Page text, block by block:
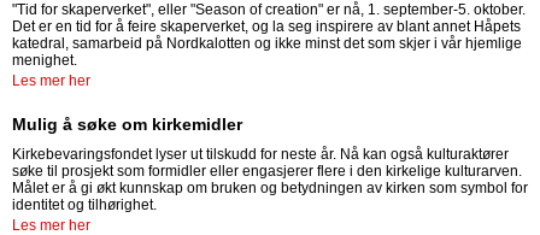
"Tid for skaperverket", eller "Season of creation" er nå, 1. september-5. oktober.
Det er en tid for å feire skaperverket, og la seg inspirere av blant annet Håpets
katedral, samarbeid på Nordkalotten og ikke minst det som skjer i vår hjemlige
menighet.
Les mer her
Mulig å søke om kirkemidler
Kirkebevaringsfondet lyser ut tilskudd for neste år. Nå kan også kulturaktører
søke til prosjekt som formidler eller engasjerer flere i den kirkelige kulturarven.
Målet er å gi økt kunnskap om bruken og betydningen av kirken som symbol for
identitet og tilhørighet.
Les mer her